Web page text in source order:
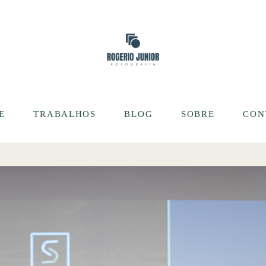
TRABALHOS BLOG SOBRE